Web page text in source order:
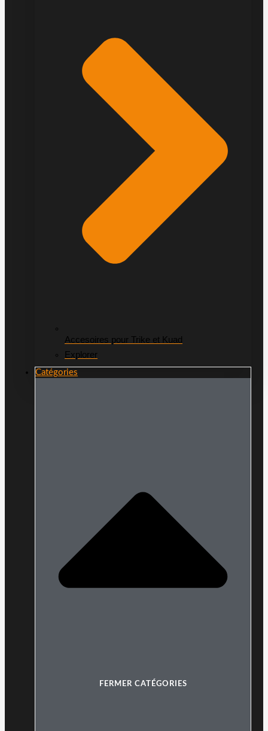
Accesoires pour Trike et Kuad
Explorer
Catégories
FERMER CATÉGORIES